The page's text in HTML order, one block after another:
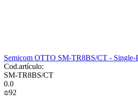
Semicom OTTO SM-TR8BS/CT - Single-
Cod.artículo:
SM-TR8BS/CT
0.0
₪‍92‍